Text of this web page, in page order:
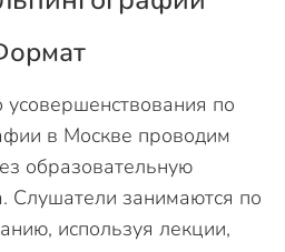
усовершенствования по
в Москве проводим
образовательную
Слушатели занимаются по
используя лекции,